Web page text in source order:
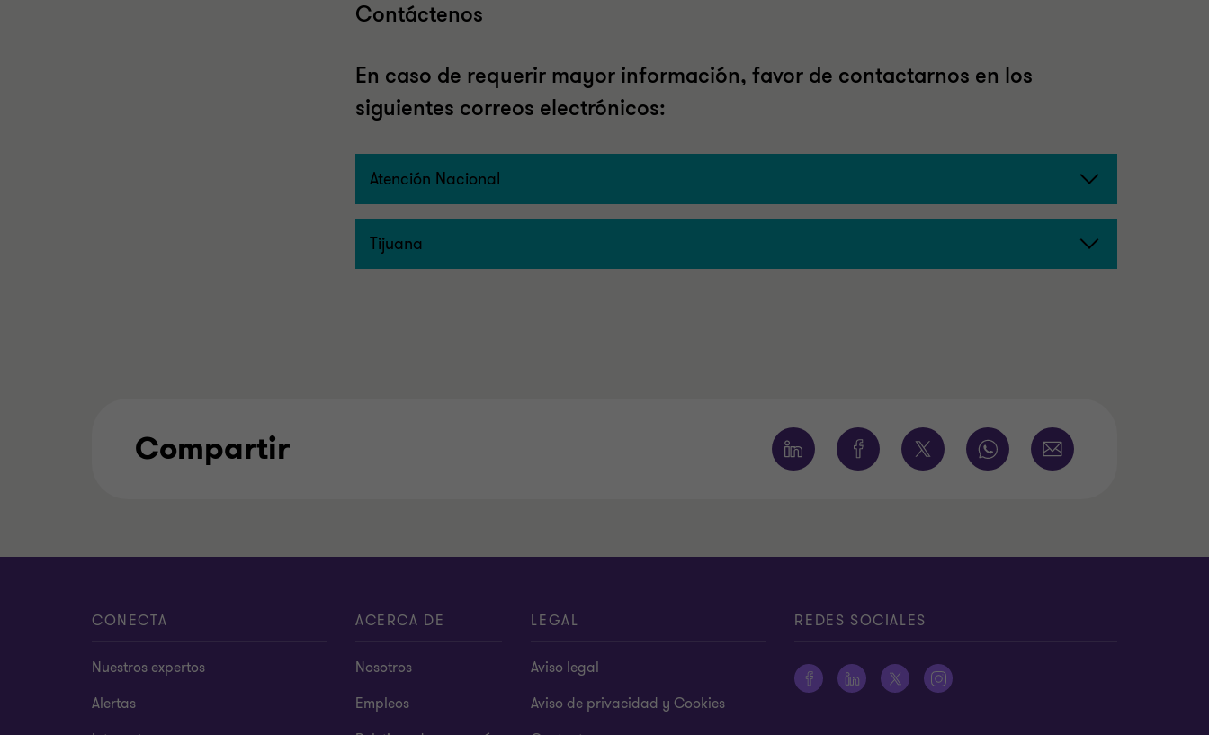
Contáctenos
En caso de requerir mayor información, favor de contactarnos en los
siguientes correos electrónicos:
Atención Nacional
Tijuana
Compartir
CONECTA
Nuestros expertos
Alertas
ACERCA DE
Nosotros
Empleos
LEGAL
Aviso legal
Aviso de privacidad y Cookies
REDES SOCIALES